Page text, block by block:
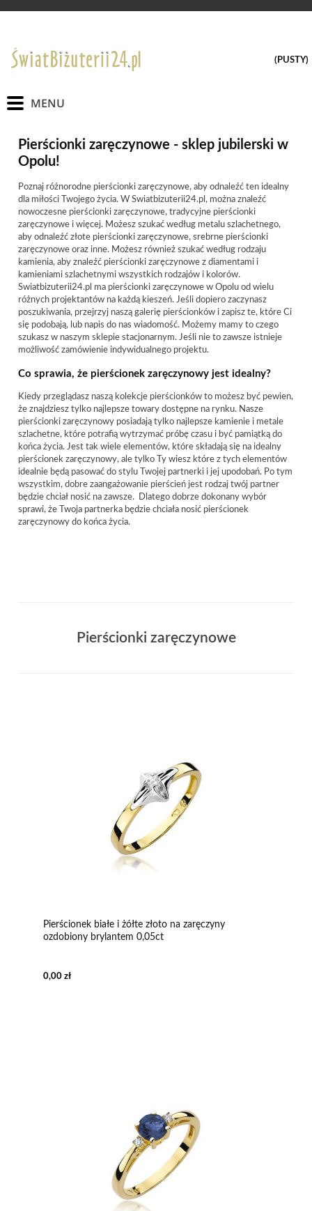
(PUSTY)
Pierścionki zaręczynowe - sklep jubilerski w
Opolu!
Poznaj różnorodne pierścionki zaręczynowe, aby odnaleźć ten idealny
dla miłości Twojego życia. W Swiatbizuterii24.pl, można znaleźć
nowoczesne pierścionki zaręczynowe, tradycyjne pierścionki
zaręczynowe i więcej. Możesz szukać według metalu szlachetnego,
aby odnaleźć złote pierścionki zaręczynowe, srebrne pierścionki
zaręczynowe oraz inne. Możesz również szukać według rodzaju
kamienia, aby znaleźć pierścionki zaręczynowe z diamentami i
kamieniami szlachetnymi wszystkich rodzajów i kolorów.
Swiatbizuterii24.pl ma pierścionki zaręczynowe w Opolu od wielu
różnych projektantów na każdą kieszeń. Jeśli dopiero zaczynasz
poszukiwania, przejrzyj naszą galerię pierścionków i zapisz te, które Ci
się podobają, lub napis do nas wiadomość. Możemy mamy to czego
szukasz w naszym sklepie stacjonarnym. Jeśli nie to zawsze istnieje
możliwość zamówienie indywidualnego projektu.
Co sprawia, że pierścionek zaręczynowy jest idealny?
Kiedy przeglądasz naszą kolekcje pierścionków to możesz być pewien,
że znajdziesz tylko najlepsze towary dostępne na rynku. Nasze
pierścionki zaręczynowy posiadają tylko najlepsze kamienie i metale
szlachetne, które potrafią wytrzymać próbę czasu i być pamiątką do
końca życia. Jest tak wiele elementów, które składają się na idealny
pierścionek zaręczynowy, ale tylko Ty wiesz które z tych elementów
idealnie będą pasować do stylu Twojej partnerki i jej upodobań. Po tym
wszystkim, dobre zaangażowanie pierścień jest rodzaj twój partner
będzie chciał nosić na zawsze. Dlatego dobrze dokonany wybór
sprawi, że Twoja partnerka będzie chciała nosić pierścionek
zaręczynowy do końca życia.
Pierścionki zaręczynowe
Pierścionek białe i żółte złoto na zaręczyny
ozdobiony brylantem 0,05ct
0,00 zł